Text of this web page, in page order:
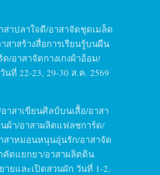
าปลาใจดี/อาสาจัดชุดเมล็ด
าสร้างสื่อการเรียนรู้บนผืน
/อาสาจัดกางเกงผ้าอ้อม/
ที่ 22-23, 29-30 ส.ค. 2569
าสาเขียนศิลป์บนเสื้อ/อาสา
นผ้า/อาสาผลิตแฟลชการ์ด/
สาหมอนหนุนอุ่นรัก/อาสาจัด
คัดแยกยา/อาสาผลิตดิน
ายและเปิดสวนผัก วันที่ 1-2,